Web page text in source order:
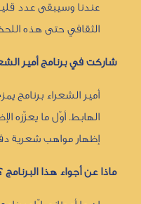
عندنا وسيبقى عدد
الثقافي حتى هذه
شاركت في برنامج أمير
أمير الشعراء برنامج
الهابط. أوّل ما يعزّزه
إظهار مواهب شعرية
ماذا عن أجواء هذا البرنامج